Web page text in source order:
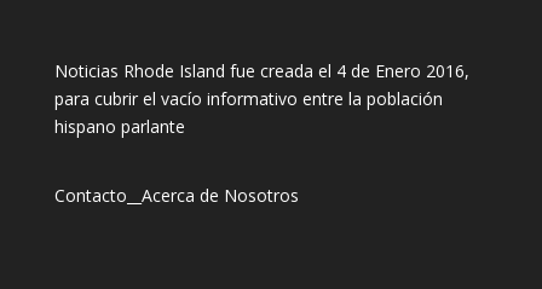
Noticias Rhode Island fue creada el 4 de Enero 2016,
para cubrir el vacío informativo entre la población
hispano parlante
Contacto Acerca de Nosotros